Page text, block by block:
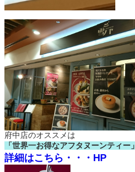
府中店のオススメは
「世界一お得なアフタヌーンティー」
詳細はこちら・・・HP